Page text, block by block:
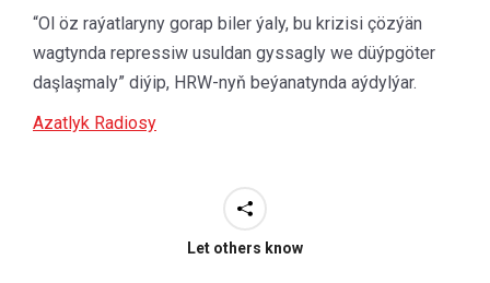
“Ol öz raýatlaryny gorap biler ýaly, bu krizisi çözýän
wagtynda repressiw usuldan gyssagly we düýpgöter
daşlaşmaly” diýip, HRW-nyň beýanatynda aýdylýar.
Azatlyk Radiosy
Let others know